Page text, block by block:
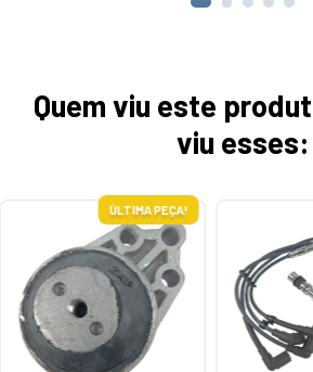
Quem viu este
viu esses:
ÚLTIMA PEÇA!